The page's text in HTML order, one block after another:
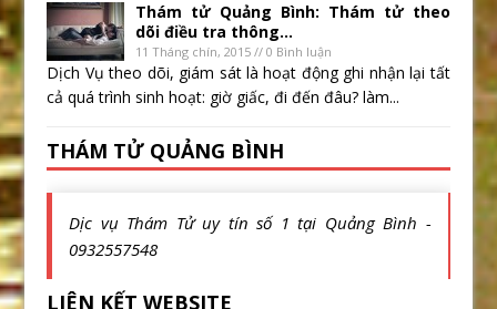
Thám tử Quảng Bình: Thám tử theo
dõi điều tra thông...
11 Tháng chín, 2015 // 0 Bình luận
Dịch Vụ theo dõi, giám sát là hoạt động ghi nhận lại tất
cả quá trình sinh hoạt: giờ giấc, đi đến đâu? làm...
THÁM TỬ QUẢNG BÌNH
Dịc vụ Thám Tử uy tín số 1 tại Quảng Bình -
0932557548
LIÊN KẾT WEBSITE